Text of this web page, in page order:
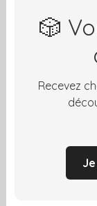
🎲
Recevez